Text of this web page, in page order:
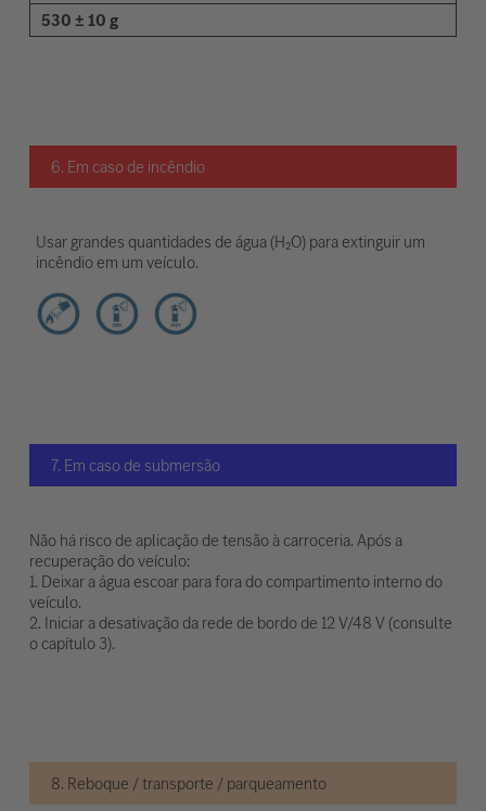
530 ± 10 g
6. Em caso de incêndio
Usar grandes quantidades de água (H₂O) para extinguir um
incêndio em um veículo.
7. Em caso de submersão
Não há risco de aplicação de tensão à carroceria. Após a
recuperação do veículo:
1. Deixar a água escoar para fora do compartimento interno do
veículo.
2. Iniciar a desativação da rede de bordo de 12 V/48 V (consulte
o capítulo 3).
8. Reboque / transporte / parqueamento